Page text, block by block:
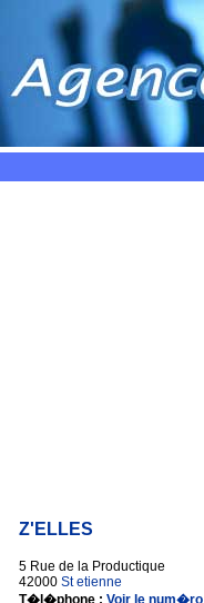
Z'ELLES
5 Rue de la Productique
42000 St etienne
T�l�phone : Voir le num�ro